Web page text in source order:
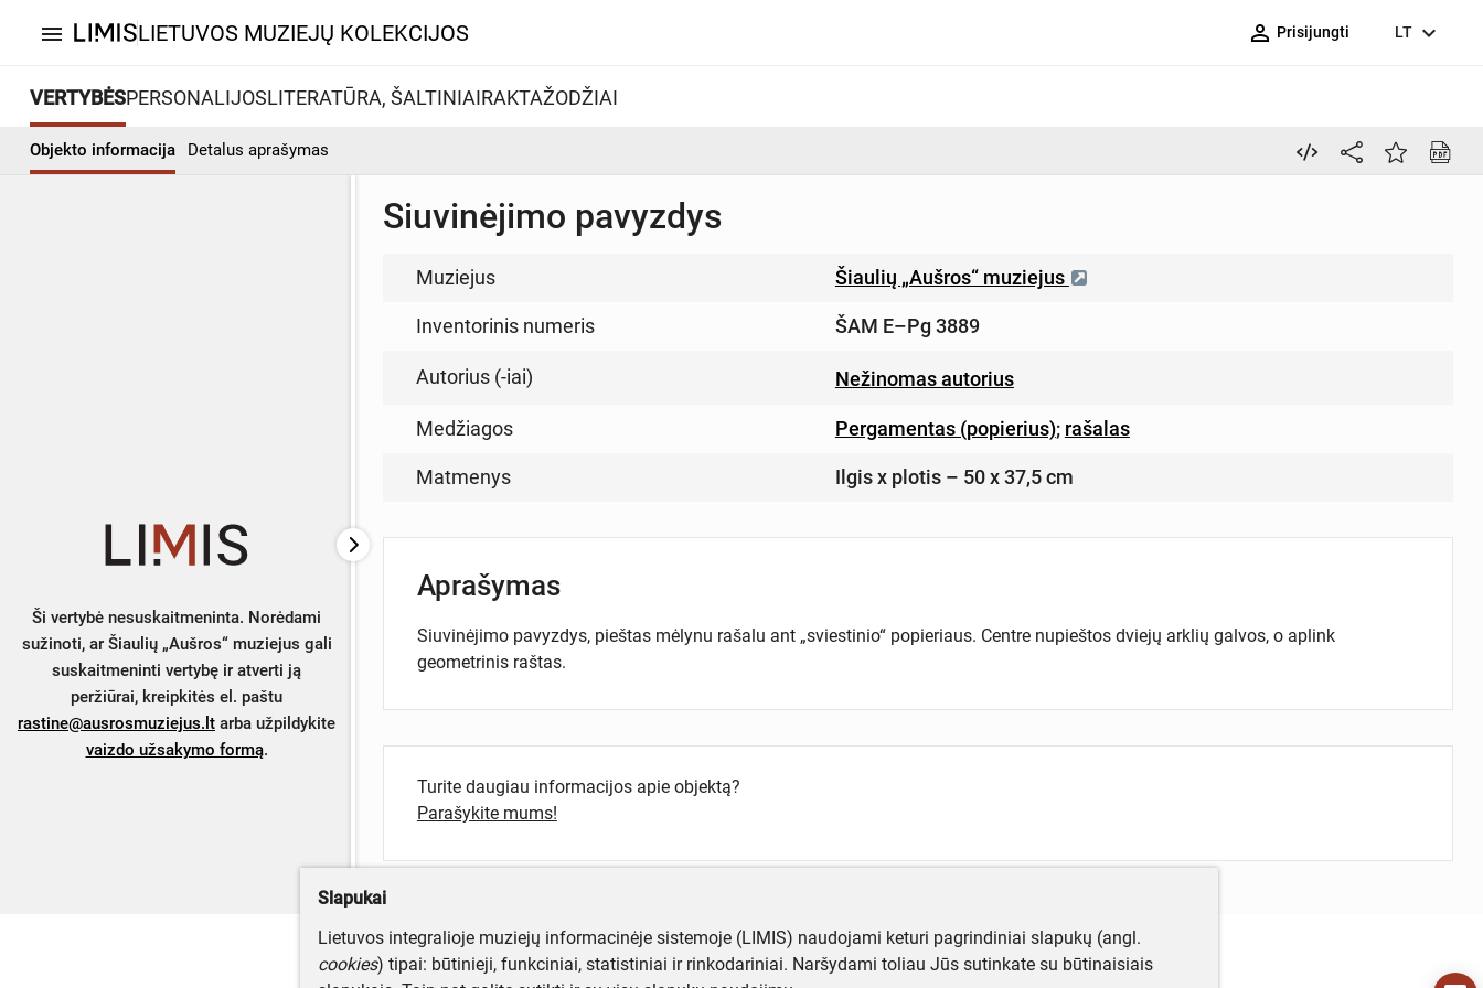
menu LIETUVOS MUZIEJŲ KOLEKCIJOS person_outline Prisijungti LT expand_more
VERTYBĖSPERSONALIJOSLITERATŪRA, ŠALTINIAIRAKTAŽODŽIAI
Objekto informacija Detalus aprašymas
Ši vertybė nesuskaitmeninta. Norėdami
sužinoti, ar Šiaulių „Aušros“ muziejus gali
suskaitmeninti vertybę ir atverti ją
peržiūrai, kreipkitės el. paštu
rastine@ausrosmuziejus.lt arba užpildykite
vaizdo užsakymo formą.
Siuvinėjimo pavyzdys
Muziejus Šiaulių „Aušros“ muziejus
Inventorinis numeris ŠAM E–Pg 3889
Autorius (-iai) Nežinomas autorius
Medžiagos Pergamentas (popierius); rašalas
Matmenys Ilgis x plotis – 50 x 37,5 cm
Aprašymas
Siuvinėjimo pavyzdys, pieštas mėlynu rašalu ant „sviestinio“ popieriaus. Centre nupieštos dviejų arklių galvos, o aplink
geometrinis raštas.
Turite daugiau informacijos apie objektą?
Parašykite mums!
Slapukai
Lietuvos integralioje muziejų informacinėje sistemoje (LIMIS) naudojami keturi pagrindiniai slapukų (angl.
cookies) tipai: būtinieji, funkciniai, statistiniai ir rinkodariniai. Naršydami toliau Jūs sutinkate su būtinaisiais